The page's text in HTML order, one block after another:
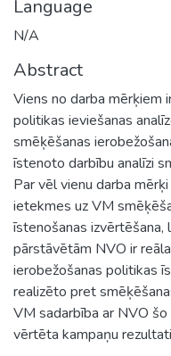
Language
N/A
Abstract
Viens no darba mērķiem
politikas ieviešanas
smēķēšanas
īstenoto darbību analīzi
Par vēl vienu darba
ietekmes uz VM
īstenošanas izvērtēšana,
pārstāvētām NVO ir
ierobežošanas politikas
realizēto pret
VM sadarbība ar NVO
vērtēta kampaņu